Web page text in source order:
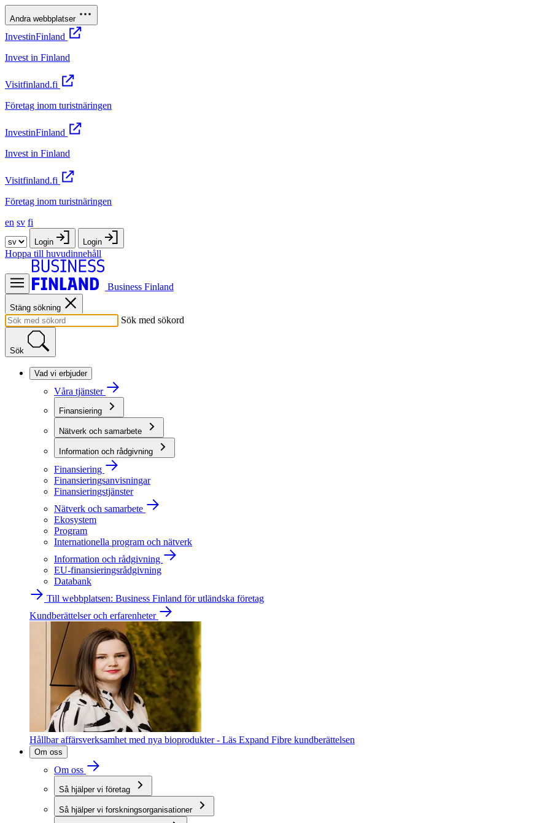
Andra webbplatser
InvestinFinland
Invest in Finland
Visitfinland.fi
Företag inom turistnäringen
InvestinFinland
Invest in Finland
Visitfinland.fi
Företag inom turistnäringen
en sv fi
Login Login
Hoppa till huvudinnehåll
Business Finland
Stäng sökning
Sök med sökord
Sök
Vad vi erbjuder
Våra tjänster
Finansiering
Nätverk och samarbete
Information och rådgivning
Finansiering
Finansieringsanvisningar
Finansieringstjänster
Nätverk och samarbete
Ekosystem
Program
Internationella program och nätverk
Information och rådgivning
EU-finansieringsrådgivning
Databank
Till webbplatsen: Business Finland för utländska företag
Kundberättelser och erfarenheter
Hållbar affärsverksamhet med nya bioprodukter - Läs Expand Fibre kundberättelsen
Om oss
Om oss
Så hjälper vi företag
Så hjälper vi forskningsorganisationer